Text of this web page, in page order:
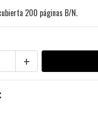
200 páginas B/N.
+